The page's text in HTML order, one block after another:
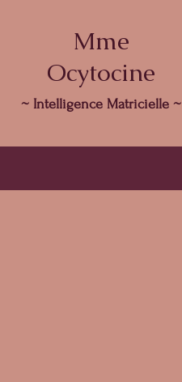
Mme
Ocytocine
~ Intelligence Matricielle ~